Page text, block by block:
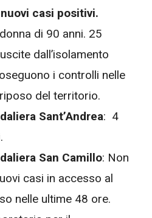
casi positivi.
di 90 anni. 25
dall’isolamento
i controlli nelle
del territorio.
Sant’Andrea: 4
San Camillo: Non
casi in accesso al
nelle ultime 48 ore.